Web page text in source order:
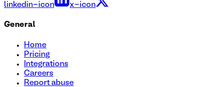
linkedin-icon x-icon
General
Home
Pricing
Integrations
Careers
Report abuse